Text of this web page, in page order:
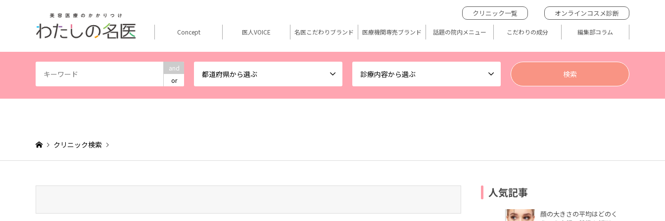
and
or
都道府県から選ぶ 診療内容から選ぶ
クリニック一覧 オンラインコスメ診断
Concept 医人VOICE 名医こだわりブランド 医療機関専売ブランド 話題の院内メニュー こだわりの成分 編集部コラム
クリニック検索
人気記事
顔の大きさの平均はどのく